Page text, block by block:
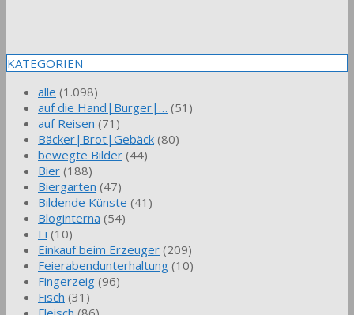
KATEGORIEN
alle (1.098)
auf die Hand|Burger|… (51)
auf Reisen (71)
Bäcker|Brot|Gebäck (80)
bewegte Bilder (44)
Bier (188)
Biergarten (47)
Bildende Künste (41)
Bloginterna (54)
Ei (10)
Einkauf beim Erzeuger (209)
Feierabendunterhaltung (10)
Fingerzeig (96)
Fisch (31)